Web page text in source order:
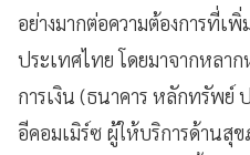
อย่างมากต่อความต้องการที่เ
ประเทศไทย โดยมาจากหลา
การเงิน (ธนาคาร หลักทรัพย์
อีคอมเมิร์ซ ผู้ให้บริการด้านสุ